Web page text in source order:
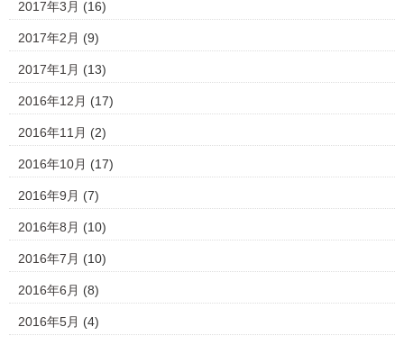
2017年3月 (16)
2017年2月 (9)
2017年1月 (13)
2016年12月 (17)
2016年11月 (2)
2016年10月 (17)
2016年9月 (7)
2016年8月 (10)
2016年7月 (10)
2016年6月 (8)
2016年5月 (4)